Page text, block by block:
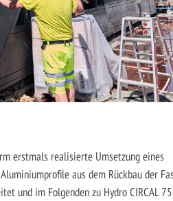
erstmals realisierte Umsetzung eines
aus dem Rückbau der
und im Folgenden zu Hydro CIRCAL